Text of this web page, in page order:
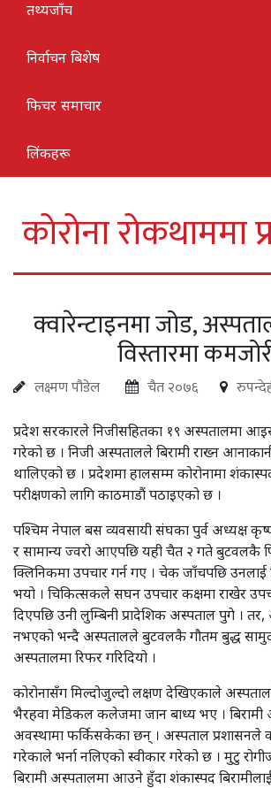
तथ्यजाँच
निर्वाचन बिशेष
फिचर समाचार
लिंकहरू
कोरोना रोकथाममा
क्वारेन्टाइनमा जोड,
विस्तारमा
लक्ष्मण पौडेल चैत २०७६
प्रदेश सरकारले निजीसहितका १९ अस्पतालमा
गरेको छ । निजी अस्पतालले बिरामी राख्न
थालिएको छ । प्रदेशमा हालसम्म कोरोनामा
परीक्षणको लागि काठमाडौं पठाइएको छ ।
पश्चिम नेपाल बस व्यवसायी संघका पुर्व अध्यक्ष
र सामान्य ज्वरो आएपछि यही चैत २ गते बुटवलकै
क्लिनिकमा उपचार गर्न गए । चेक जाँचपछि उनलाई
भयो । चिकित्सकले सघन उपचार कक्षमा राखेर
दिएपछि उनी लुम्बिनी प्रादेशिक अस्पताल पुगे ।
नभएको भन्दै अस्पतालले बुटवलकै गौतम बुद्ध
अस्पतालमा रिफर गरिदियो ।
कोरोनासँग मिल्दोजुल्दो लक्षण देखिएकाले
भैरहवा मेडिकल कलेजमा जान बाध्य भए । बिरामी
अवस्थामा फर्किसकेका छन् । अस्पताल प्रशासनले
गरेकाले भर्ना नलिएको स्वीकार गरेको छ । मुटु
बिरामी अस्पतालमा आउने हुँदा शंकास्पद